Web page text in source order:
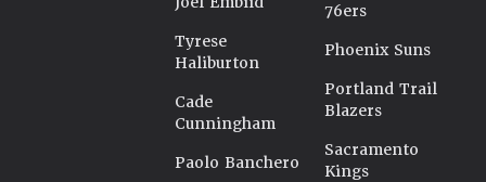
Tyrese
Haliburton
Cade
Cunningham
Paolo Banchero
76ers
Phoenix Suns
Portland Trail
Blazers
Sacramento
Kings